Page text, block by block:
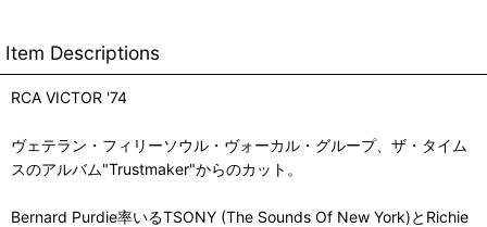
Item Descriptions
RCA VICTOR '74
ヴェテラン・フィリーソウル・ヴォーカル・グループ、ザ・タイム
スのアルバム"Trustmaker"からのカット。
Bernard Purdie率いるTSONY (The Sounds Of New York)とRichie